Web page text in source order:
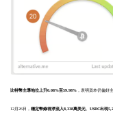
比特幣主導地位上升0.08%至59.98%，表明資本仍偏好
12月26日， 穩定幣錄得淨流入8,338萬美元。 USDC出現